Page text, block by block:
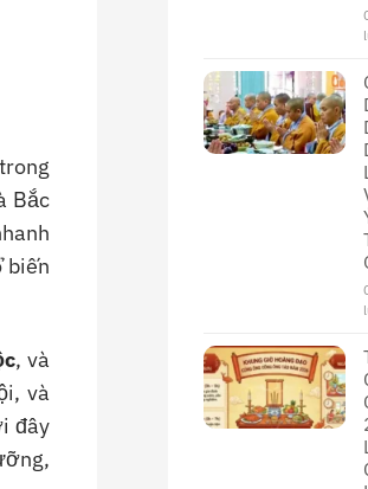
trong
Bắc
biến
, và
và
đây